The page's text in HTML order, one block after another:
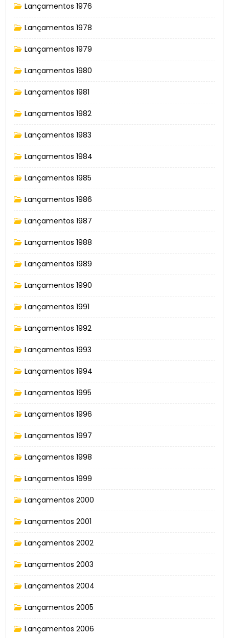
Lançamentos 1976
Lançamentos 1978
Lançamentos 1979
Lançamentos 1980
Lançamentos 1981
Lançamentos 1982
Lançamentos 1983
Lançamentos 1984
Lançamentos 1985
Lançamentos 1986
Lançamentos 1987
Lançamentos 1988
Lançamentos 1989
Lançamentos 1990
Lançamentos 1991
Lançamentos 1992
Lançamentos 1993
Lançamentos 1994
Lançamentos 1995
Lançamentos 1996
Lançamentos 1997
Lançamentos 1998
Lançamentos 1999
Lançamentos 2000
Lançamentos 2001
Lançamentos 2002
Lançamentos 2003
Lançamentos 2004
Lançamentos 2005
Lançamentos 2006